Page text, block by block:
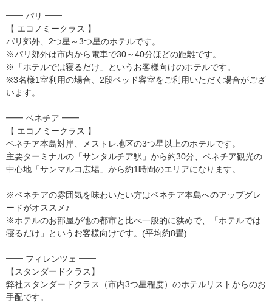
━━ パリ ━━
【 エコノミークラス 】
パリ郊外、2つ星～3つ星のホテルです。
※パリ郊外は市内から電車で30～40分ほどの距離です。
※「ホテルでは寝るだけ」というお客様向けのホテルです。
※3名様1室利用の場合、2段ベッド客室をご利用いただく場合がござ
います。
━━ ベネチア ━━
【 エコノミークラス 】
ベネチア本島対岸、メストレ地区の3つ星以上のホテルです。
主要ターミナルの「サンタルチア駅」から約30分、ベネチア観光の
中心地「サンマルコ広場」から約1時間のエリアになります。
※ベネチアの雰囲気を味わいたい方はベネチア本島へのアップグレ
ードがオススメ♪
※ホテルのお部屋が他の都市と比べ一般的に狭めで、「ホテルでは
寝るだけ」というお客様向けです。(平均約8畳)
━━ フィレンツェ ━━
【スタンダードクラス】
弊社スタンダードクラス（市内3つ星程度）のホテルリストからのお
手配です。